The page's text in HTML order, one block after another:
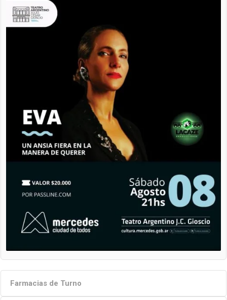
Farmacias de Turno